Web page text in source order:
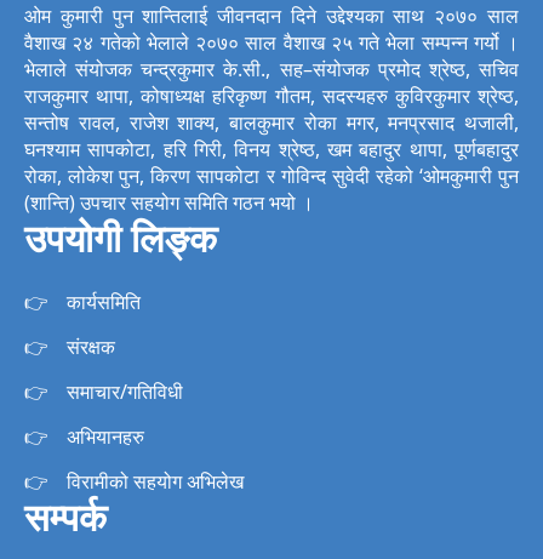
ओम कुमारी पुन शान्तिलाई जीवनदान दिने उद्देश्यका साथ २०७० साल
वैशाख २४ गतेको भेलाले २०७० साल वैशाख २५ गते भेला सम्पन्न गर्यो ।
भेलाले संयोजक चन्द्रकुमार के.सी., सह–संयोजक प्रमोद श्रेष्ठ, सचिव
राजकुमार थापा, कोषाध्यक्ष हरिकृष्ण गौतम, सदस्यहरु कुविरकुमार श्रेष्ठ,
सन्तोष रावल, राजेश शाक्य, बालकुमार रोका मगर, मनप्रसाद थजाली,
घनश्याम सापकोटा, हरि गिरी, विनय श्रेष्ठ, खम बहादुर थापा, पूर्णबहादुर
रोका, लोकेश पुन, किरण सापकोटा र गोविन्द सुवेदी रहेको ‘ओमकुमारी पुन
(शान्ति) उपचार सहयोग समिति गठन भयो ।
उपयोगी लिङ्क
कार्यसमिति
संरक्षक
समाचार/गतिविधी
अभियानहरु
विरामीको सहयोग अभिलेख
सम्पर्क